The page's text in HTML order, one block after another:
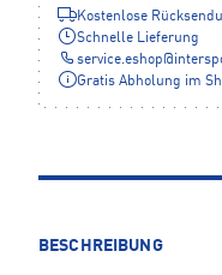
Kostenlose
Schnelle Lieferung
service.eshop@
Gratis Abholung im
BESCHREIBUNG